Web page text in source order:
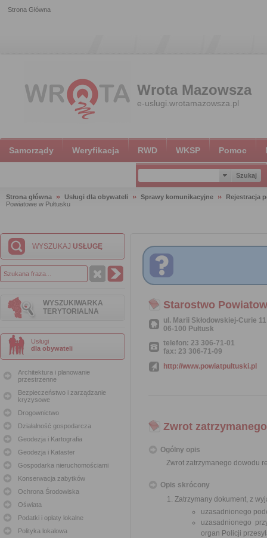
Strona Główna
Wrota Mazowsza
e-uslugi.wrotamazowsza.pl
Samorządy Weryfikacja RWD WKSP Pomoc
Strona główna Usługi dla obywateli Sprawy komunikacyjne
Rejestracja
Powiatowe w Pułtusku
WYSZUKAJ USŁUGĘ
WYSZUKIWARKA
TERYTORIALNA
Usługi
dla obywateli
Architektura i planowanie
przestrzenne
Bezpieczeństwo i zarządzanie
kryzysowe
Drogownictwo
Działalność gospodarcza
Geodezja i Kartografia
Geodezja i Kataster
Gospodarka nieruchomościami
Konserwacja zabytków
Ochrona Środowiska
Oświata
Podatki i opłaty lokalne
Polityka lokalowa
Starostwo
ul. Marii Skłodowskiej-Curie 11
06-100 Pułtusk
telefon: 23 306-71-01
fax: 23 306-71-09
http://www.powiatpultuski.pl
Zwrot
Ogólny opis
Zwrot zatrzymanego dowodu
Opis skrócony
Zatrzymany dokument, z
uzasadnionego
uzasadnionego
organ Policji